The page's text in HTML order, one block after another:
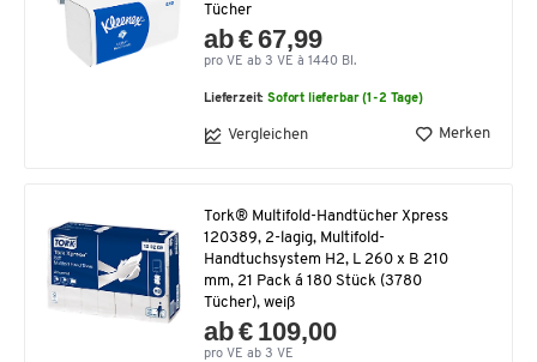
Tücher
ab € 67,99
pro VE ab 3 VE à 1440 Bl.
Lieferzeit:Sofort lieferbar (1-2 Tage)
Vergleichen Merken
Tork® Multifold-Handtücher Xpress
120389, 2-lagig, Multifold-
Handtuchsystem H2, L 260 x B 210
mm, 21 Pack á 180 Stück (3780
Tücher), weiß
ab € 109,00
pro VE ab 3 VE